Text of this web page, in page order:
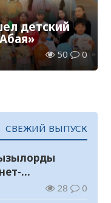
детский
50 0
СВЕЖИЙ ВЫПУСК
28 0